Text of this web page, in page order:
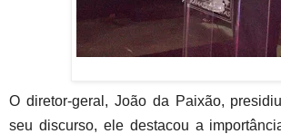
O diretor-geral, João da Paixão,
seu discurso, ele destacou a